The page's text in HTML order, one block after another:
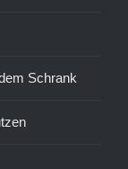
Schrank